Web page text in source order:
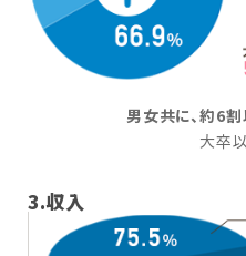
男女共に、約6
大卒
3.収入